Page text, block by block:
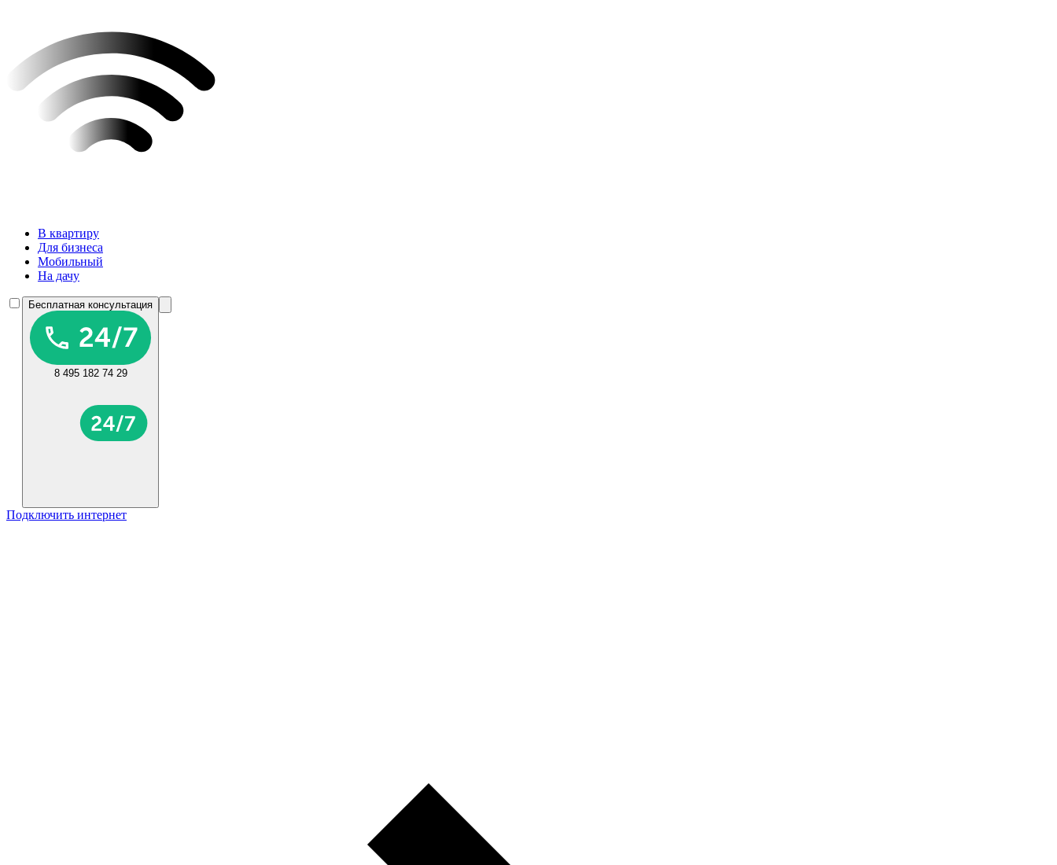
В квартиру
Для бизнеса
Мобильный
На дачу
Бесплатная консультация
8 495 182 74 29
Подключить интернет